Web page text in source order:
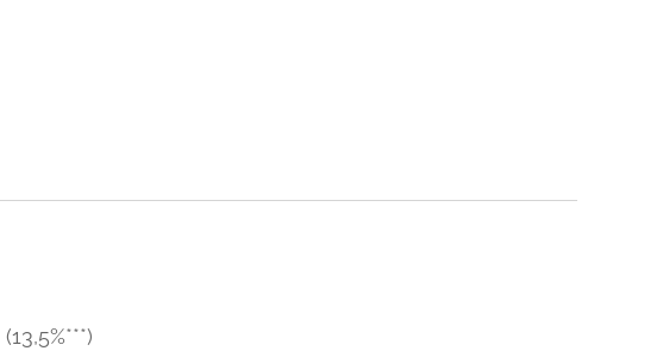
(13,5%***)